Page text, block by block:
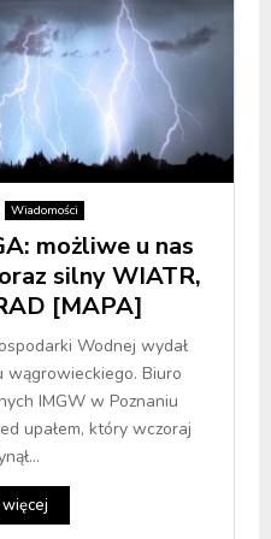
Wiadomości
możliwe u nas
silny WIATR,
[MAPA]
Wodnej wydał
Biuro
IMGW w Poznaniu
upałem, który wczoraj